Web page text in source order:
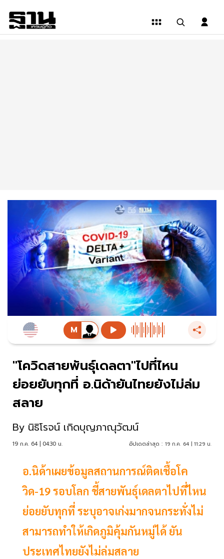
"โควิดสายพันธุ์เดลตา"ไปที่ไหน
ย่อยยับทุกที่ อ.นิด้ายันไทยยังไม่ล่ม
สลาย
By นิธิโรจน์ เกิดบุญภาณุวัฒน์
19 ก.ค. 64 | 04:30 น. อัปเดตล่าสุด : 19 ก.ค. 64 | 11:29 น.
อ.นิด้าเผยข้อมูลสถานการณ์ติดเชื้อโค
วิด-19 รอบโลก ชี้สายพันธุ์เดลตาไปที่ไหน
ย่อยยับทุกที่ ระบุอาจเก่งมากจนกระทั่งไม่
สามารถทำให้เกิดภูมิคุ้มกันหมู่ได้ ยัน
ประเทศไทยยังไม่ล่มสลาย